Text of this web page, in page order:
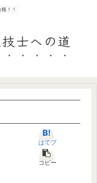
！！
士への道
はてブ
コピー